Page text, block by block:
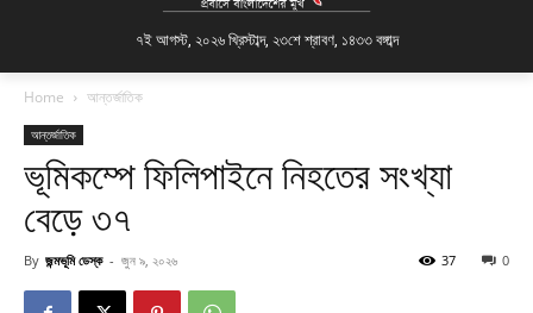
৭ই আগস্ট, ২০২৬ খ্রিস্টাব্দ, ২৩শে শ্রাবণ, ১৪৩৩ বঙ্গাব্দ
Home আন্তর্জাতিক
আন্তর্জাতিক
ভূমিকম্পে ফিলিপাইনে নিহতের সংখ্যা
বেড়ে ৩৭
By জন্মভূমি ডেস্ক - জুন ৯, ২০২৬ 0
37